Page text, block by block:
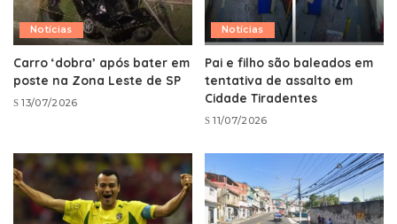
Notícias
Carro ‘dobra’ após bater em
poste na Zona Leste de SP
13/07/2026
Notícias
Pai e filho são baleados em
tentativa de assalto em
Cidade Tiradentes
11/07/2026